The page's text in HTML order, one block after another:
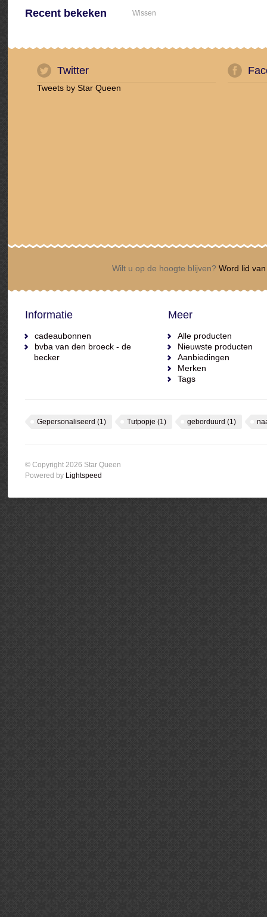
Recent bekeken Wissen
Twitter
Tweets by Star Queen
Wilt u op de hoogte blijven? Word lid
Informatie
cadeaubonnen
bvba van den broeck - de
becker
Meer
Alle producten
Nieuwste producten
Aanbiedingen
Merken
Tags
Gepersonaliseerd (1) Tutpopje (1) geborduurd (1)
© Copyright 2026 Star Queen
Powered by Lightspeed